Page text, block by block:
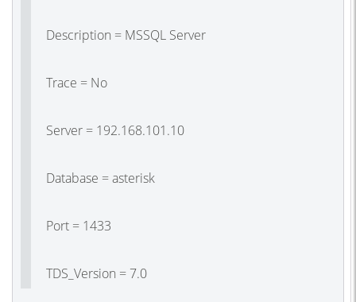
Description = MSSQL Server
Trace = No
Server = 192.168.101.10
Database = asterisk
Port = 1433
TDS_Version = 7.0